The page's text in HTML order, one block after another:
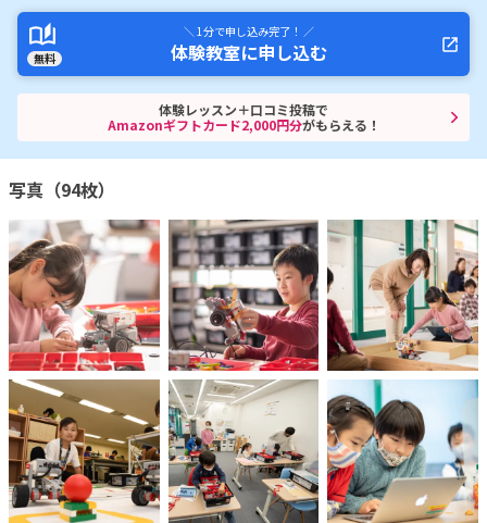
無料
＼ 1分で申し込み完了！ ／
体験教室に申し込む
体験レッスン＋口コミ投稿で
Amazonギフトカード2,000円分がもらえる！
写真（94枚）